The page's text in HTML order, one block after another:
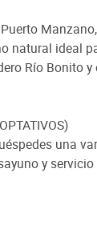
natural ideal
Río Bonito
una
y